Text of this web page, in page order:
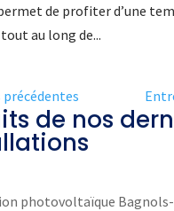
de profiter d’une
au long de...
précédentes
de nos
photovoltaïque Bagnols-